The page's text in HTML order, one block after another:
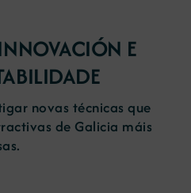
E
novas técnicas que
de Galicia máis